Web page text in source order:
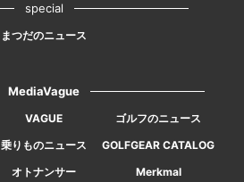
special
まつだのニュース
MediaVague
VAGUE
ゴルフのニュース
乗りものニュース
GOLFGEAR CATALOG
オトナンサー Merkmal